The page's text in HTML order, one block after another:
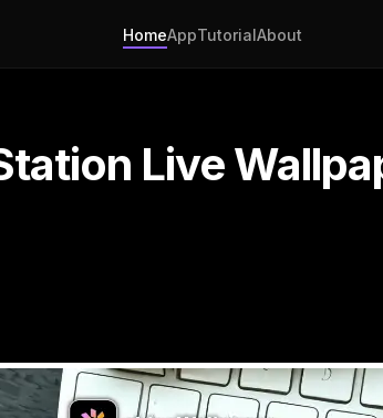
HomeAppTutorialAbout
Live